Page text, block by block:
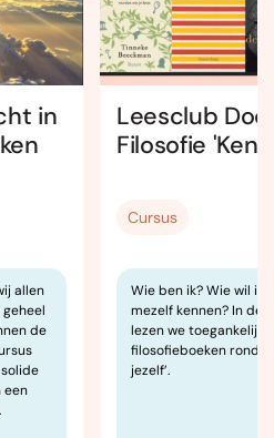
in
allen
de
een
Leesclub
Filosofie 'Ken
Cursus
Wie ben ik? Wie wil ik
mezelf kennen? In
lezen we toegankelijke
filosofieboeken rond
jezelf’.